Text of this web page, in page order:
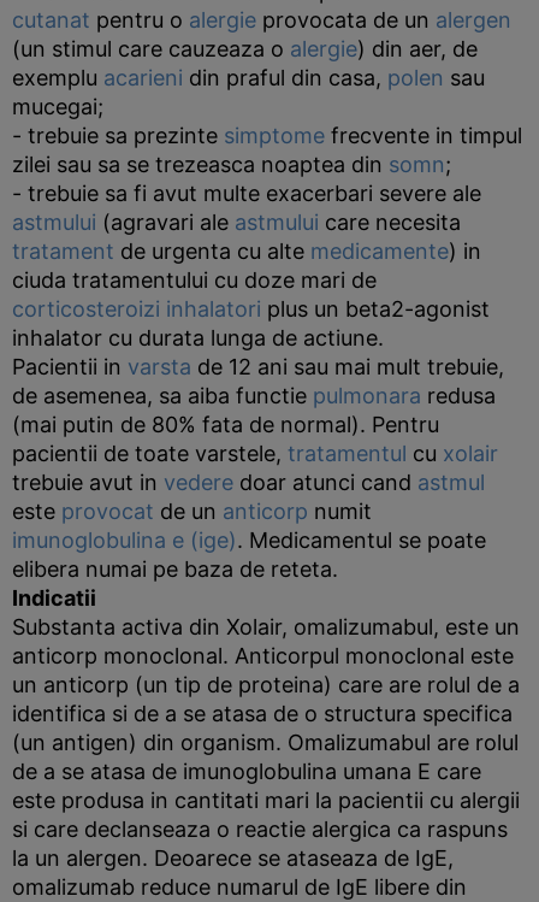
cutanat pentru o alergie provocata de un alergen
(un stimul care cauzeaza o alergie) din aer, de
exemplu acarieni din praful din casa, polen sau
mucegai;
- trebuie sa prezinte simptome frecvente in timpul
zilei sau sa se trezeasca noaptea din somn;
- trebuie sa fi avut multe exacerbari severe ale
astmului (agravari ale astmului care necesita
tratament de urgenta cu alte medicamente) in
ciuda tratamentului cu doze mari de
corticosteroizi inhalatori plus un beta2-agonist
inhalator cu durata lunga de actiune.
Pacientii in varsta de 12 ani sau mai mult trebuie,
de asemenea, sa aiba functie pulmonara redusa
(mai putin de 80% fata de normal). Pentru
pacientii de toate varstele, tratamentul cu xolair
trebuie avut in vedere doar atunci cand astmul
este provocat de un anticorp numit
imunoglobulina e (ige). Medicamentul se poate
elibera numai pe baza de reteta.
Indicatii
Substanta activa din Xolair, omalizumabul, este un
anticorp monoclonal. Anticorpul monoclonal este
un anticorp (un tip de proteina) care are rolul de a
identifica si de a se atasa de o structura specifica
(un antigen) din organism. Omalizumabul are rolul
de a se atasa de imunoglobulina umana E care
este produsa in cantitati mari la pacientii cu alergii
si care declanseaza o reactie alergica ca raspuns
la un alergen. Deoarece se ataseaza de IgE,
omalizumab reduce numarul de IgE libere din